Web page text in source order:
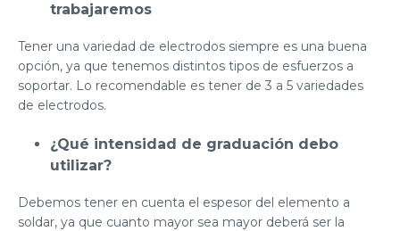
trabajaremos
Tener una variedad de electrodos siempre es una buena
opción, ya que tenemos distintos tipos de esfuerzos a
soportar. Lo recomendable es tener de 3 a 5 variedades
de electrodos.
¿Qué intensidad de graduación debo
utilizar?
Debemos tener en cuenta el espesor del elemento a
soldar, ya que cuanto mayor sea mayor deberá ser la